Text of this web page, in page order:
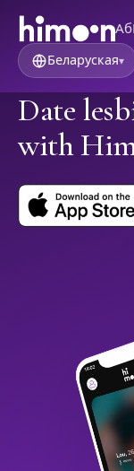
Аб
Беларуская▾
Date
with